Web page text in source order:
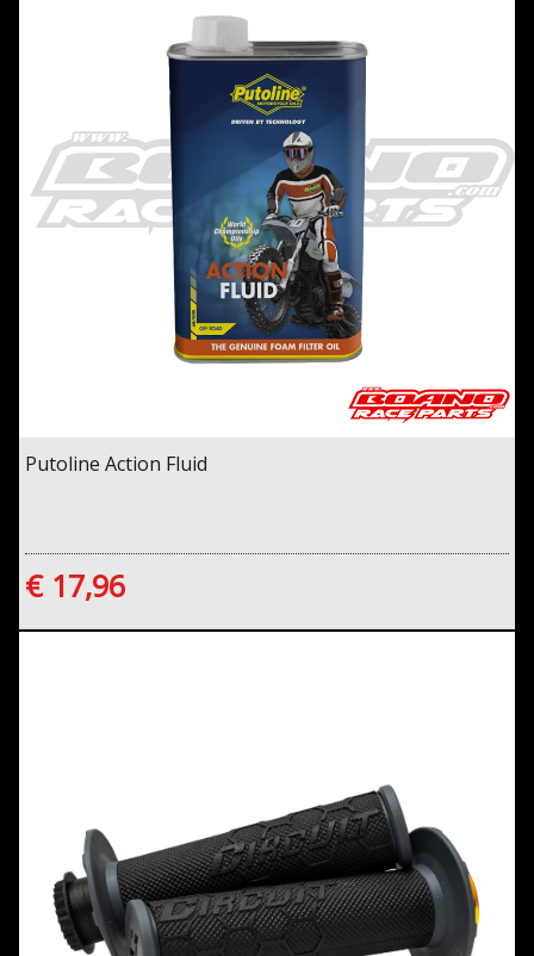
Putoline Action Fluid
€ 17,96